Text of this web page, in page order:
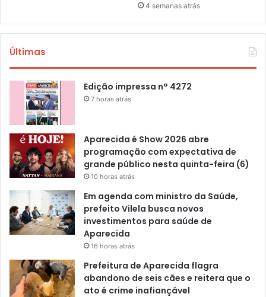
4 semanas atrás
Últimas
Edição impressa n° 4272
7 horas atrás
Aparecida é Show 2026 abre
programação com expectativa de
grande público nesta quinta-feira (6)
10 horas atrás
Em agenda com ministro da Saúde,
prefeito Vilela busca novos
investimentos para saúde de
Aparecida
16 horas atrás
Prefeitura de Aparecida flagra
abandono de seis cães e reitera que o
ato é crime inafiançável